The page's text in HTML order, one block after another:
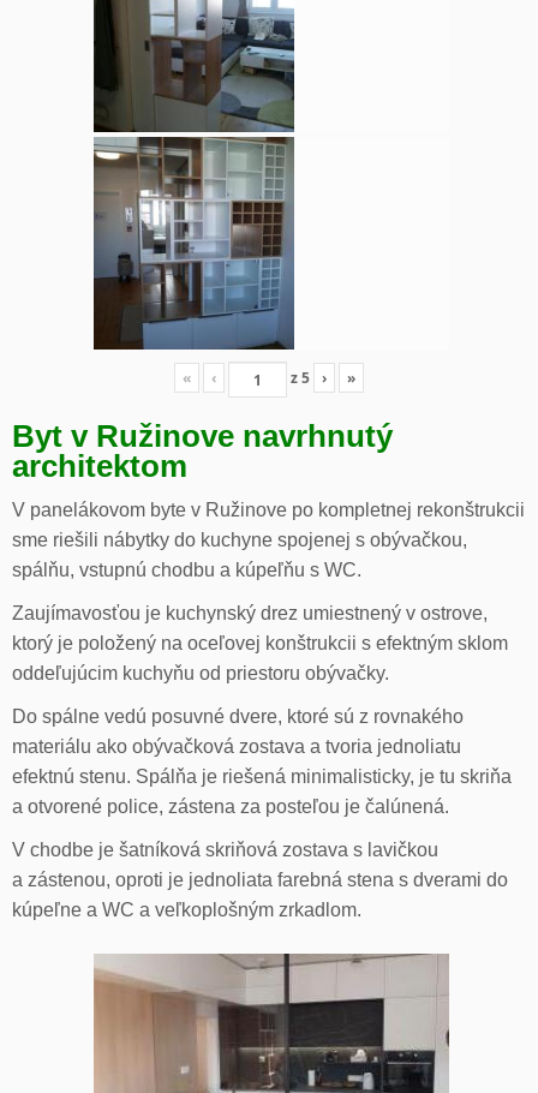
« ‹ z5 › »
Byt v Ružinove navrhnutý
architektom
V panelákovom byte v Ružinove po kompletnej rekonštrukcii
sme riešili nábytky do kuchyne spojenej s obývačkou,
spálňu, vstupnú chodbu a kúpeľňu s WC.
Zaujímavosťou je kuchynský drez umiestnený v ostrove,
ktorý je položený na oceľovej konštrukcii s efektným sklom
oddeľujúcim kuchyňu od priestoru obývačky.
Do spálne vedú posuvné dvere, ktoré sú z rovnakého
materiálu ako obývačková zostava a tvoria jednoliatu
efektnú stenu. Spálňa je riešená minimalisticky, je tu skriňa
a otvorené police, zástena za posteľou je čalúnená.
V chodbe je šatníková skriňová zostava s lavičkou
a zástenou, oproti je jednoliata farebná stena s dverami do
kúpeľne a WC a veľkoplošným zrkadlom.